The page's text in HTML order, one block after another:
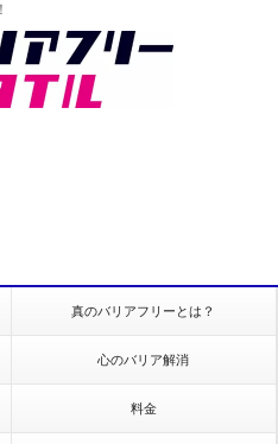
真のバリアフリーとは？
心のバリア解消
料金